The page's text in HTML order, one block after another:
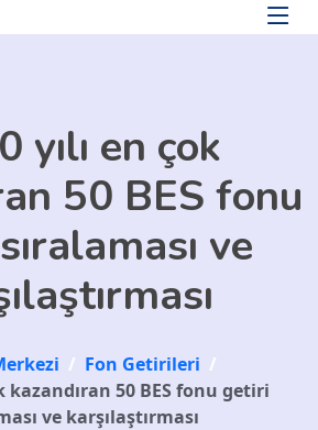
yılı en çok
50 BES fonu
ve
/ Fon Getirileri /
kazandıran 50 BES fonu getiri
ve karşılaştırması